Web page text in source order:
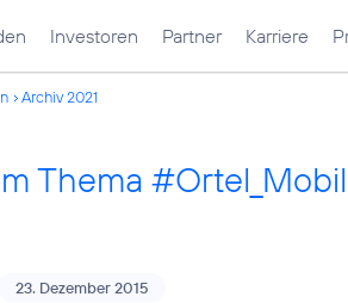
Investoren Partner Karriere
Archiv 2021
Thema
23. Dezember 2015